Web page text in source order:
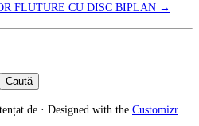
FLUTURE CU DISC BIPLAN →
de · Designed with the Customizr